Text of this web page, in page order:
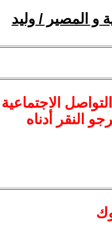
و المصير / وليد
الاجتماعية
النقر أدناه